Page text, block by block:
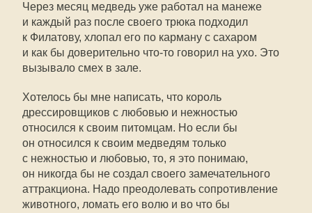
Через месяц медведь уже работал на манеже
и каждый раз после своего трюка подходил
к Филатову, хлопал его по карману с сахаром
и как бы доверительно что-то говорил на ухо. Это
вызывало смех в зале.
Хотелось бы мне написать, что король
дрессировщиков с любовью и нежностью
относился к своим питомцам. Но если бы
он относился к своим медведям только
с нежностью и любовью, то, я это понимаю,
он никогда бы не создал своего замечательного
аттракциона. Надо преодолевать сопротивление
животного, ломать его волю и во что бы